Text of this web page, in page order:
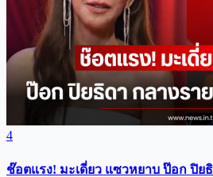
4
ช๊อตแรง! มะเดี่ยว แซวหยาบ ป๊อก ปิย